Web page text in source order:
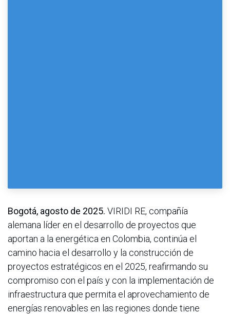
Bogotá, agosto de 2025. VIRIDI RE, compañía
alemana líder en el desarrollo de proyectos que
aportan a la energética en Colombia, continúa el
camino hacia el desarrollo y la construcción de
proyectos estratégicos en el 2025, reafirmando su
compromiso con el país y con la implementación de
infraestructura que permita el aprovechamiento de
energías renovables en las regiones donde tiene